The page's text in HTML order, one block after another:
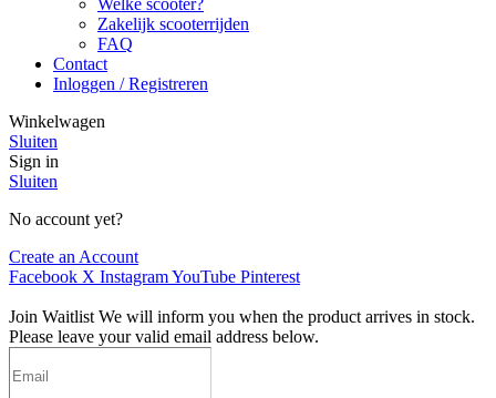
Zakelijk scooterrijden
FAQ
Contact
Inloggen / Registreren
Winkelwagen
Sluiten
Sign in
Sluiten
No account yet?
Create an Account
Facebook X InstagramYouTube Pinterest
Join Waitlist We will inform you when the product arrives in stock.
Please leave your valid email address below.